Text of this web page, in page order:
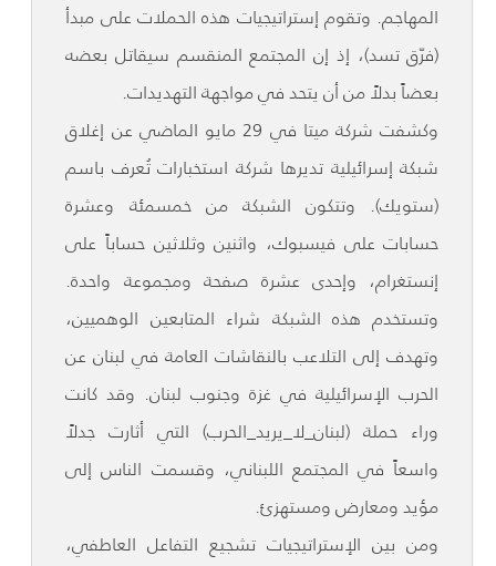
المهاجم. وتقوم إستراتيجيات هذه الحملات على مبدأ
(فرّق تسد)، إذ إن المجتمع المنقسم سيقاتل بعضه
بعضاً بدلاً من أن يتحد في مواجهة التهديدات.
وكشفت شركة ميتا في 29 مايو الماضي عن إغلاق
شبكة إسرائيلية تديرها شركة استخبارات تُعرف باسم
(ستويك). وتتكون الشبكة من خمسمئة وعشرة
حسابات على فيسبوك، واثنين وثلاثين حساباً على
إنستغرام، وإحدى عشرة صفحة ومجموعة واحدة.
وتستخدم هذه الشبكة شراء المتابعين الوهميين،
وتهدف إلى التلاعب بالنقاشات العامة في لبنان عن
الحرب الإسرائيلية في غزة وجنوب لبنان. وقد كانت
وراء حملة (لبنان_لا_يريد_الحرب) التي أثارت جدلاً
واسعاً في المجتمع اللبناني، وقسمت الناس إلى
مؤيد ومعارض ومستهزئ.
ومن بين الإستراتيجيات تشجيع التفاعل العاطفي،